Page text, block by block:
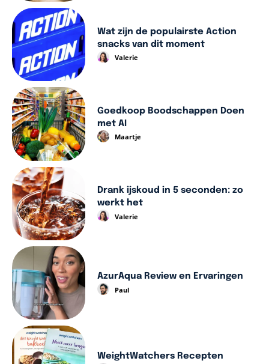
Wat zijn de populairste Action
snacks van dit moment
Valerie
Goedkoop Boodschappen Doen
met AI
Maartje
Drank ijskoud in 5 seconden: zo
werkt het
Valerie
AzurAqua Review en Ervaringen
Paul
WeightWatchers Recepten